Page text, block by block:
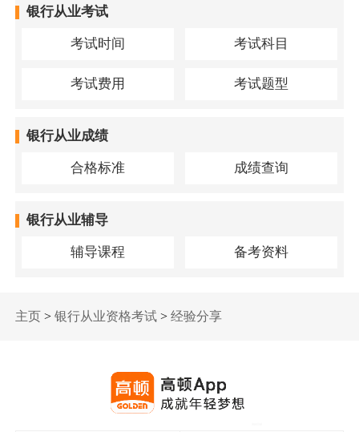
银行从业考试
考试时间 考试科目
考试费用 考试题型
银行从业成绩
合格标准 成绩查询
银行从业辅导
辅导课程 备考资料
主页 >银行从业资格考试 >经验分享